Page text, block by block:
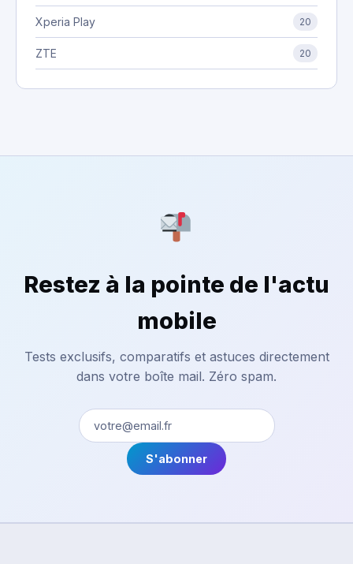
Xperia Play 20
ZTE 20
Restez à la pointe de l'actu
mobile
Tests exclusifs, comparatifs et astuces directement
dans votre boîte mail. Zéro spam.
S'abonner